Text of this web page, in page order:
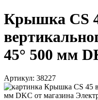
Крышка CS
45° 500 мм
Артикул: 38227